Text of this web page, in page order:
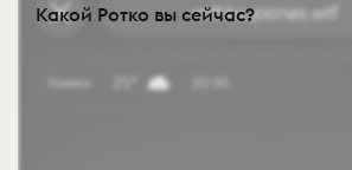
Какой Ротко вы сейчас?